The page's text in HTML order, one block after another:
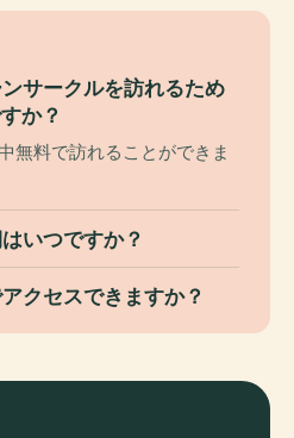
サークルを訪れるため
か？
無料で訪れることができま
いつですか？
クセスできますか？